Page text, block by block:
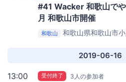
#41 Wacker 和歌山で
月 和歌山市開催
和歌山 和歌山県和歌山市
2019-06-16
13:00 受付終了 3人の参加者